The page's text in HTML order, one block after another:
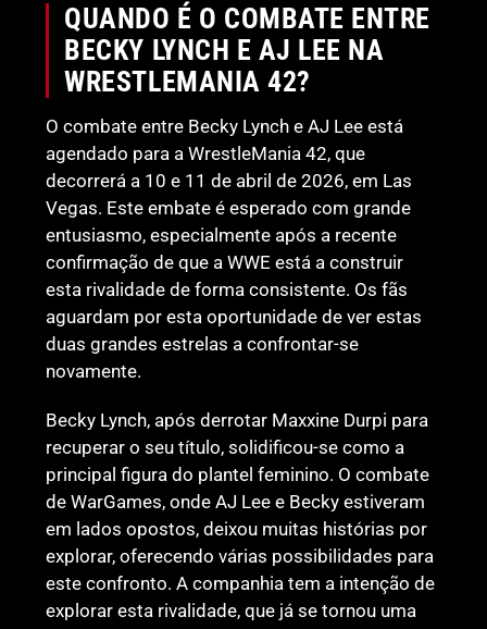
QUANDO É O COMBATE ENTRE
BECKY LYNCH E AJ LEE NA
WRESTLEMANIA 42?
O combate entre Becky Lynch e AJ Lee está
agendado para a WrestleMania 42, que
decorrerá a 10 e 11 de abril de 2026, em Las
Vegas. Este embate é esperado com grande
entusiasmo, especialmente após a recente
confirmação de que a WWE está a construir
esta rivalidade de forma consistente. Os fãs
aguardam por esta oportunidade de ver estas
duas grandes estrelas a confrontar-se
novamente.
Becky Lynch, após derrotar Maxxine Durpi para
recuperar o seu título, solidificou-se como a
principal figura do plantel feminino. O combate
de WarGames, onde AJ Lee e Becky estiveram
em lados opostos, deixou muitas histórias por
explorar, oferecendo várias possibilidades para
este confronto. A companhia tem a intenção de
explorar esta rivalidade, que já se tornou uma